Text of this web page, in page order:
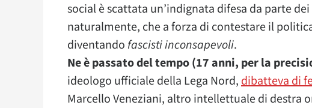
social è scattata un’indignata difesa da parte
naturalmente, che a forza di contestare il
diventando fascisti inconsapevoli.
Ne è passato del tempo (17 anni, per la
ideologo ufficiale della Lega Nord,dibatteva di
Marcello Veneziani, altro intellettuale di destra